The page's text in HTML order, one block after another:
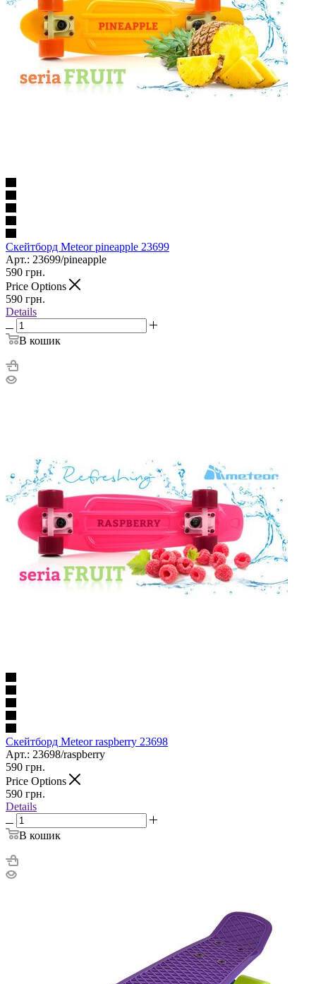
Скейтборд Meteor pineapple 23699
Арт.: 23699/pineapple
590 грн.
Price Options
590 грн.
Details
В кошик
Скейтборд Meteor raspberry 23698
Арт.: 23698/raspberry
590 грн.
Price Options
590 грн.
Details
В кошик